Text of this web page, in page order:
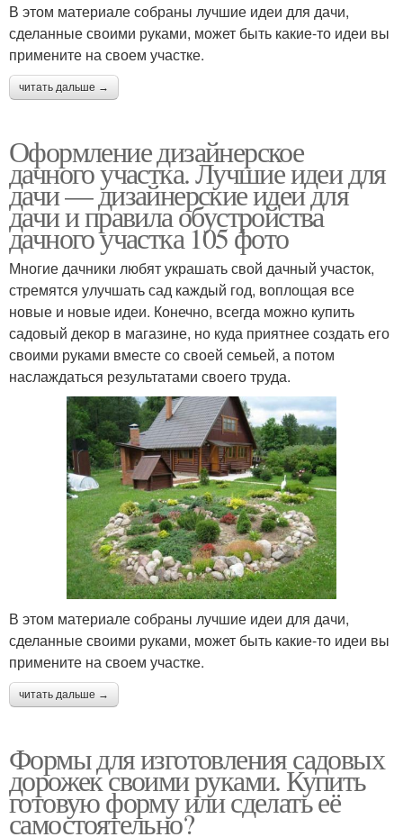
В этом материале собраны лучшие идеи для дачи,
сделанные своими руками, может быть какие-то идеи вы
примените на своем участке.
читать дальше →
Оформление дизайнерское
дачного участка. Лучшие идеи для
дачи — дизайнерские идеи для
дачи и правила обустройства
дачного участка 105 фото
Многие дачники любят украшать свой дачный участок,
стремятся улучшать сад каждый год, воплощая все
новые и новые идеи. Конечно, всегда можно купить
садовый декор в магазине, но куда приятнее создать его
своими руками вместе со своей семьей, а потом
наслаждаться результатами своего труда.
В этом материале собраны лучшие идеи для дачи,
сделанные своими руками, может быть какие-то идеи вы
примените на своем участке.
читать дальше →
Формы для изготовления садовых
дорожек своими руками. Купить
готовую форму или сделать её
самостоятельно?